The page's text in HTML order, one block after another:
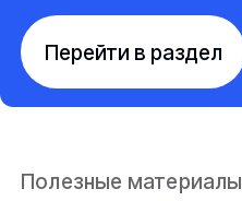
Перейти в раздел
Полезные материалы